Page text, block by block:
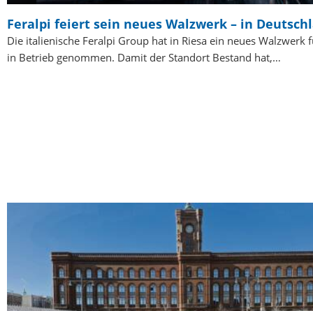
Feralpi feiert sein neues Walzwerk – in
Die italienische Feralpi Group hat in Riesa ein neues Walzwerk
in Betrieb genommen. Damit der Standort Bestand hat,…